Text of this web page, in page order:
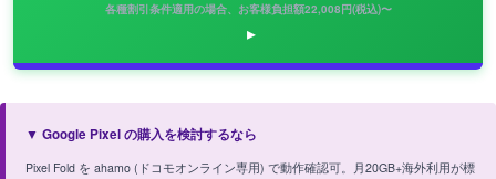
各種割引条件適用の場合、お客様負担額22,008円(税込)〜
▼ Google Pixel の購入を検討するなら
Pixel Fold を ahamo (ドコモオンライン専用) で動作確認可。月20GB+海外利用が標